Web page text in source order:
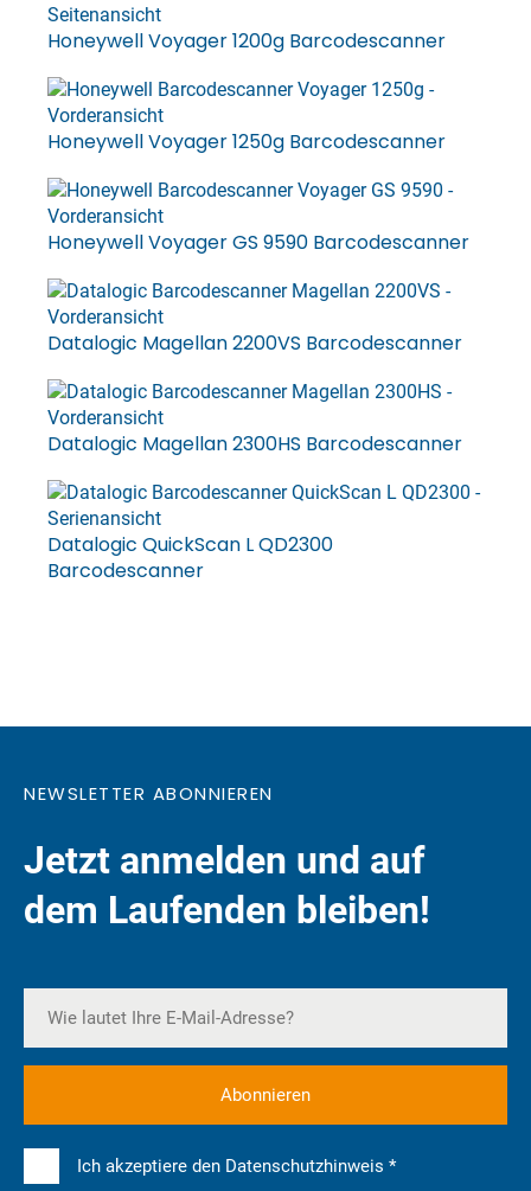
Honeywell Voyager 1200g Barcodescanner
Honeywell Voyager 1250g Barcodescanner
Honeywell Voyager GS 9590 Barcodescanner
Datalogic Magellan 2200VS Barcodescanner
Datalogic Magellan 2300HS Barcodescanner
Datalogic QuickScan L QD2300
Barcodescanner
NEWSLETTER ABONNIEREN
Jetzt anmelden und auf
dem Laufenden bleiben!
Ich akzeptiere den Datenschutzhinweis *